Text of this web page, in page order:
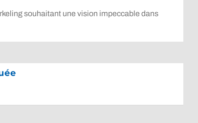
souhaitant une vision impeccable dans